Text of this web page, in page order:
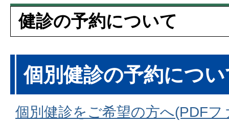
健診の予約について
個別健診の予約につ
個別健診をご希望の方へ(PDF